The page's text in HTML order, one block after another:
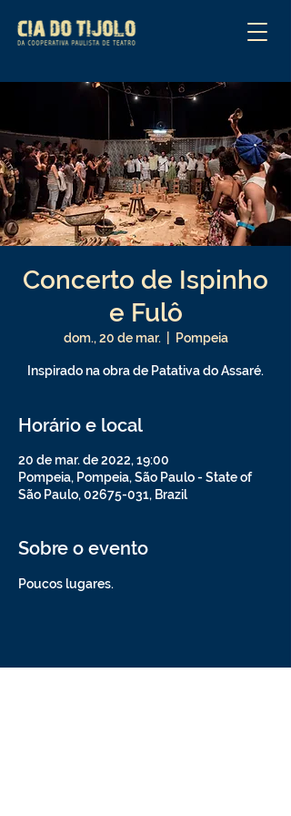
Concerto de Ispinho
e Fulô
dom., 20 de mar. Pompeia
Inspirado na obra de Patativa do Assaré.
Horário e local
20 de mar. de 2022, 19:00
Pompeia, Pompeia, São Paulo - State of
São Paulo, 02675-031, Brazil
Sobre o evento
Poucos lugares.